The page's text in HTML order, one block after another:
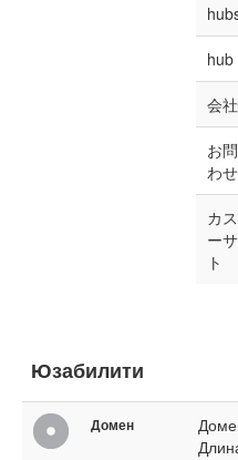
hub
会
お
わせ
カ
ー
ト
Юзабилити
Домен